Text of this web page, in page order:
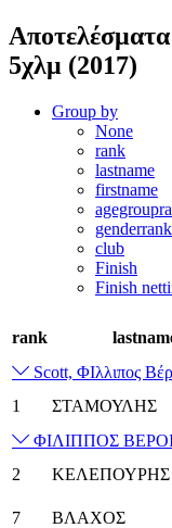
5χλμ (2017)
Group by
None
rank
lastname
firstname
genderrank
club
Finish
Finish
rank
Scott, ΦΙλλιπος
1
ΣΤΑΜΟΥΛΗΣ
ΦΙΛΙΠΠΟΣ
2
ΚΕΛΕΠΟΥΡΗΣ
7 ΒΛΑΧΟΣ